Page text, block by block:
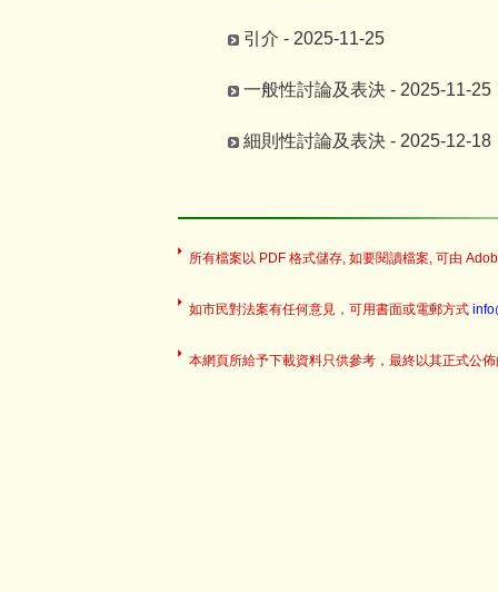
引介 - 2025-11-25
一般性討論及表決 - 2025-11-25
細則性討論及表決 - 2025-12-18
所有檔案以 PDF 格式儲存, 如要閱讀檔案, 可由
如市民對法案有任何意見，可用書面或電郵方式
本網頁所給予下載資料只供參考，最終以其正式公